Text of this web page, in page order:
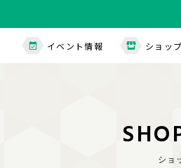
イベント情報 ショッ
SHO
ショ